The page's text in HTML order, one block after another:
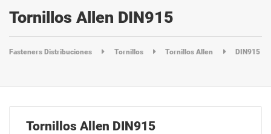
Tornillos Allen DIN915
Fasteners Distribuciones Tornillos Tornillos Allen DIN915
Tornillos Allen DIN915